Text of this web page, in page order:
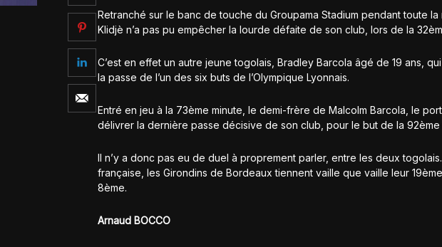
Retranché sur le banc de touche du Groupama Stadium pendant toute
Klidjè n’a pas pu empêcher la lourde défaite de son club, lors de la
C’est en effet un autre jeune togolais, Bradley Barcola âgé de 19 ans,
la passe de l’un des six buts de l’Olympique Lyonnais.
Entré en jeu à la 73ème minute, le demi-frère de Malcolm Barcola, le
délivrer la dernière passe décisive de son club, pour le but de la 92ème
Il n’y a donc pas eu de duel à proprement parler, entre les deux
française, les Girondins de Bordeaux tiennent vaille que vaille leur
8ème.
Arnaud BOCCO